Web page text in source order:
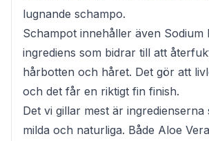
lugnande schampo.
Schampot innehåller även Sodium
ingrediens som bidrar till att
hårbotten och håret. Det gör att
och det får en riktigt fin finish.
Det vi gillar mest är ingredienserna
milda och naturliga. Både Aloe